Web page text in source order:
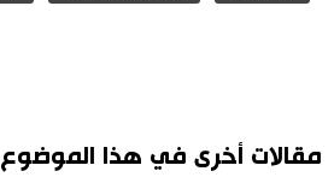
مقالات أخرى في هذا الموضوع